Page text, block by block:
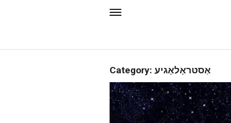
Category: אַסטראָלאָגיע